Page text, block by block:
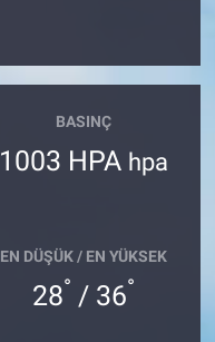
BASINÇ
1003 HPA hpa
EN DÜŞÜK / EN YÜKSEK
28° / 36°